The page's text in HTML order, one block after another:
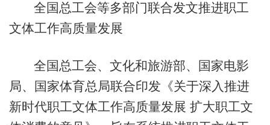
全国总工会等多部门联合发文推进职工
文体工作高质量发展
全国总工会、文化和旅游部、国家电影
局、国家体育总局联合印发《关于深入推进
新时代职工文体工作高质量发展 扩大职工文